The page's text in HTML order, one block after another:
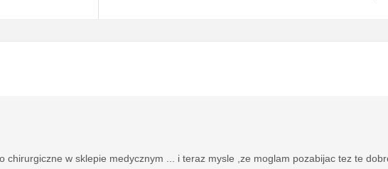
chirurgiczne w sklepie medycznym ... i teraz mysle ,ze moglam pozabijac tez te